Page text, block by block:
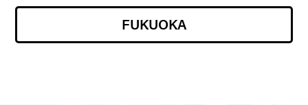
FUKUOKA